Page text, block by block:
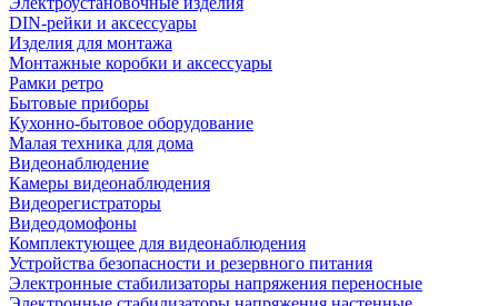
DIN-рейки и аксессуары
Изделия для монтажа
Монтажные коробки и аксессуары
Рамки ретро
Бытовые приборы
Кухонно-бытовое оборудование
Малая техника для дома
Видеонаблюдение
Камеры видеонаблюдения
Видеорегистраторы
Видеодомофоны
Комплектующее для видеонаблюдения
Устройства безопасности и резервного питания
Электронные стабилизаторы напряжения переносные